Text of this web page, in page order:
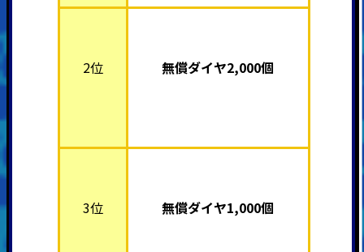
2位 無償ダイヤ2,000個
3位 無償ダイヤ1,000個